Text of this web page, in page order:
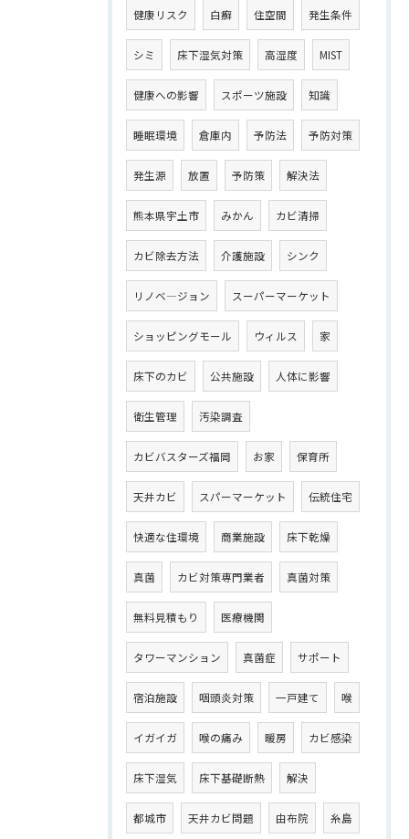
健康リスク 白癬 住空間 発生条件
シミ 床下湿気対策 高湿度 MIST
健康への影響 スポーツ施設 知識
睡眠環境 倉庫内 予防法 予防対策
発生源 放置 予防策 解決法
熊本県宇土市 みかん カビ清掃
カビ除去方法 介護施設 シンク
リノベ―ジョン スーパーマーケット
ショッピングモール ウィルス 家
床下のカビ 公共施設 人体に影響
衛生管理 汚染調査
カビバスターズ福岡 お家 保育所
天井カビ スパーマーケット 伝統住宅
快適な住環境 商業施設 床下乾燥
真菌 カビ対策専門業者 真菌対策
無料見積もり 医療機関
タワーマンション 真菌症 サポート
宿泊施設 咽頭炎対策 一戸建て 喉
イガイガ 喉の痛み 暖房 カビ感染
床下湿気 床下基礎断熱 解決
都城市 天井カビ問題 由布院 糸島